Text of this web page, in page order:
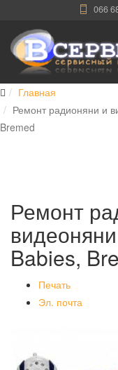
066
Главная
Ремонт радионяни и
Bremed
Ремонт
Babies,
Печать
Эл. почта